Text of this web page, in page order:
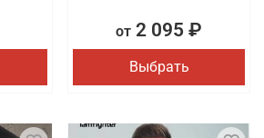
от 2 095 ₽
Выбрать